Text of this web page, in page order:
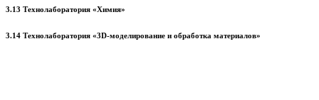
3.13 Технолаборатория «Химия»
3.14 Технолаборатория «3D-моделирование и обработка материалов»